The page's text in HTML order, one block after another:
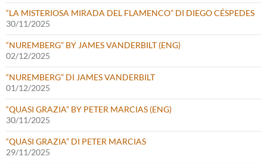
“LA MISTERIOSA MIRADA DEL FLAMENCO” DI DIEGO CÉSPEDES
30/11/2025
“NUREMBERG” BY JAMES VANDERBILT (ENG)
02/12/2025
“NUREMBERG” DI JAMES VANDERBILT
01/12/2025
“QUASI GRAZIA” BY PETER MARCIAS (ENG)
30/11/2025
“QUASI GRAZIA” DI PETER MARCIAS
29/11/2025